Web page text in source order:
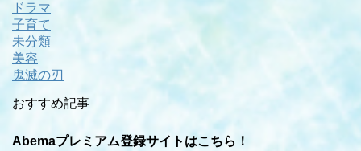
ドラマ
子育て
未分類
美容
鬼滅の刃
おすすめ記事
Abemaプレミアム登録サイトはこちら！